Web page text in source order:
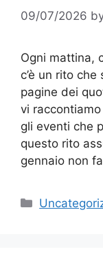
09/07/2026
Ogni mattina,
c’è un rito
pagine dei
vi
gli eventi che
questo rito
gennaio non
Categories